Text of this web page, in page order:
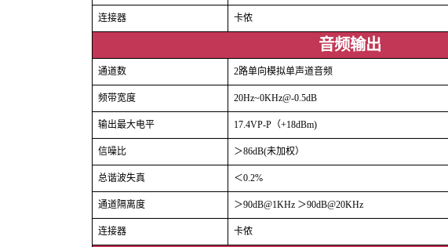
连接器 卡侬
音频输出
通道数 2路单向模拟单声道音频
频带宽度 20Hz~0KHz@-0.5dB
输出最大电平 17.4VP-P（+18dBm)
信噪比 ＞86dB(未加权）
总谐波失真 ＜0.2%
通道隔离度 ＞90dB@1KHz ＞90dB@20KHz
连接器 卡侬